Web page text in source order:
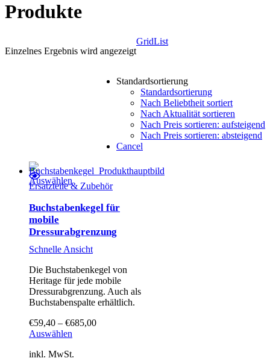
Produkte
Einzelnes Ergebnis wird angezeigt
Standardsortierung
Standardsortierung
Nach Beliebtheit sortiert
Nach Aktualität sortieren
Nach Preis sortieren: aufsteigend
Nach Preis sortieren: absteigend
Cancel
GridList
Auswählen
Ersatzteile & Zubehör
Buchstabenkegel für
mobile
Dressurabgrenzung
Schnelle Ansicht
Die Buchstabenkegel von
Heritage für jede mobile
Dressurabgrenzung. Auch als
Buchstabenspalte erhältlich.
€59,40 – €685,00
Auswählen
weist
inkl. MwSt.